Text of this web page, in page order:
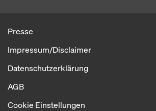
Presse
Impressum/Disclaimer
Datenschutzerklärung
AGB
Cookie Einstellungen